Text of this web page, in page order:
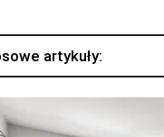
artykuły: